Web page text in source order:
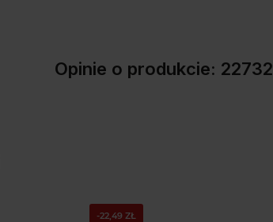
Opinie o produkcie: 22732
-22,49 ZŁ